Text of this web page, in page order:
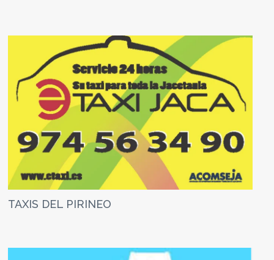
TAXIS DEL PIRINEO